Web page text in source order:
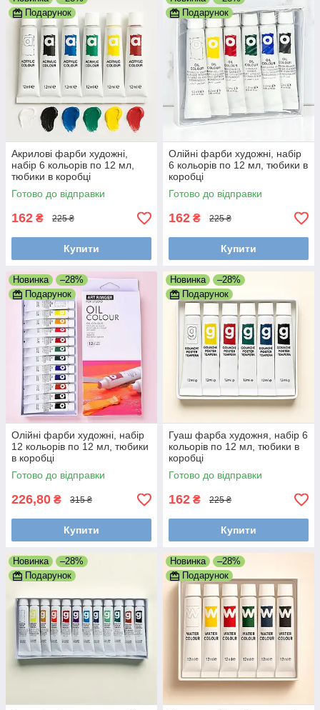
Подарунок
Акрилові фарби художні,
набір 6 кольорів по 12 мл,
тюбики в коробці
Готово до відправки
162 ₴ 225 ₴
Купити
Подарунок
Олійні фарби художні, набір
6 кольорів по 12 мл, тюбики в
коробці
Готово до відправки
162 ₴ 225 ₴
Купити
Новинка
–28%
Подарунок
Олійні фарби художні, набір
12 кольорів по 12 мл, тюбики
в коробці
Готово до відправки
226,80 ₴ 315 ₴
Купити
Новинка
–28%
Подарунок
Гуаш фарба художня, набір 6
кольорів по 12 мл, тюбики в
коробці
Готово до відправки
162 ₴ 225 ₴
Купити
Новинка
–28%
Подарунок
Новинка
–28%
Подарунок